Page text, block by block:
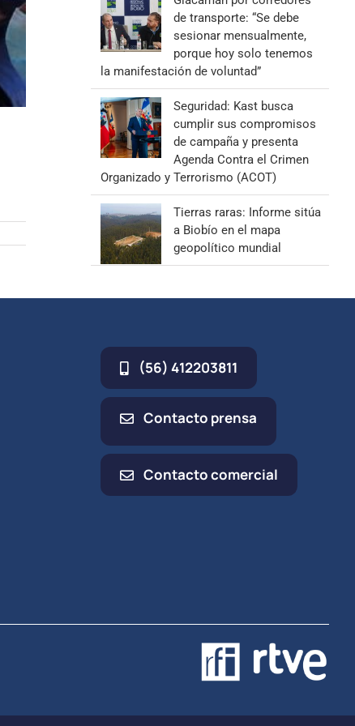
de transporte: “Se debe
sesionar mensualmente,
porque hoy solo tenemos
la manifestación de voluntad”
Seguridad: Kast busca
cumplir sus compromisos
de campaña y presenta
Agenda Contra el Crimen
Organizado y Terrorismo (ACOT)
Tierras raras: Informe sitúa
a Biobío en el mapa
geopolítico mundial
(56) 412203811
Contacto prensa
Contacto comercial